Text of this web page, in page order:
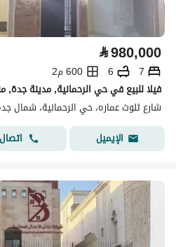
⃁980,000
7
6
600 م2
فيلا للبيع في حي الرحمانية, مدينة
شارع ثلوث عماره، حي الرحمانية، شمال
الإيميل
اتصال